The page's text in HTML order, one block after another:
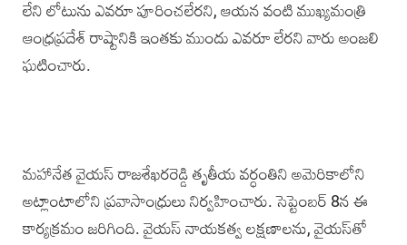
లేని లోటును ఎవరూ పూరించలేరని, ఆయన వంటి ముఖ్యమంత్రి
ఆంధ్రప్రదేశ్ రాష్టానికి ఇంతకు ముందు ఎవరూ లేరని వారు అంజలి
ఘటించారు.
మహానేత వైయస్ రాజశేఖరరెడ్డి తృతీయ వర్ధంతిని అమెరికాలోని
అట్లాంటాలో‌ని ప్రవాసాంధ్రులు నిర్వహించారు. సెప్టెంబర్ 8న ఈ
కార్యక్రమం జరిగింది. వైయ‌స్ నాయకత్వ లక్షణాలను, వైయ‌స్‌తో